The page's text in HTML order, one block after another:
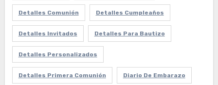
Detalles Comunión Detalles Cumpleaños
Detalles Invitados Detalles Para Bautizo
Detalles Personalizados
Detalles Primera Comunión Diario De Embarazo